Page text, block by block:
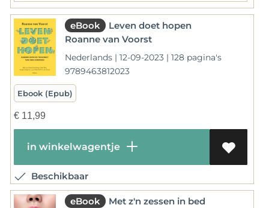
eBook
Leven doet hopen
Roanne van Voorst
Nederlands | 12-09-2023 | 128 pagina's
9789463812023
Ebook (Epub)
€11,99
in winkelwagentje
Beschikbaar
eBook
Met z'n zessen in bed